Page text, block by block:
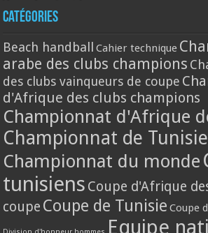
Catégories
Beach handball Cahier technique
arabe des clubs champions
des clubs vainqueurs de coupe
d'Afrique des clubs champions
Championnat d'Afrique
Championnat de Tunisie
Championnat du monde
tunisiens Coupe d'Afrique
coupe Coupe de Tunisie Coupe
Equipe